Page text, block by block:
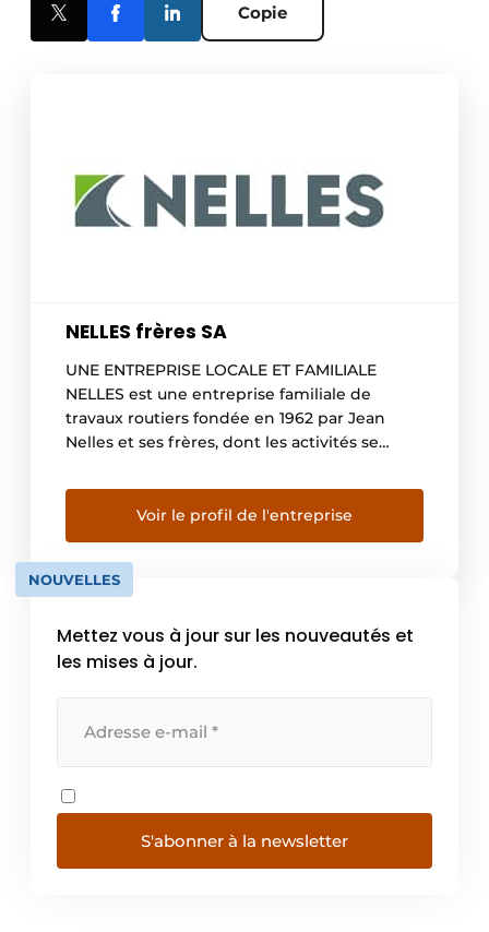
Copie
NELLES frères SA
UNE ENTREPRISE LOCALE ET FAMILIALE
NELLES est une entreprise familiale de
travaux routiers fondée en 1962 par Jean
Nelles et ses frères, dont les activités se
60 ans, la société a grandi et s’est forgée un
nom et une réputation qui dépasse
aujourd’hui nos frontières. La société de
Xhoffraix […]
Voir le profil de l'entreprise
NOUVELLES
Mettez vous à jour sur les nouveautés et
les mises à jour.
S'abonner à la newsletter